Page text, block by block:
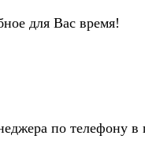
для Вас время!
по телефону в